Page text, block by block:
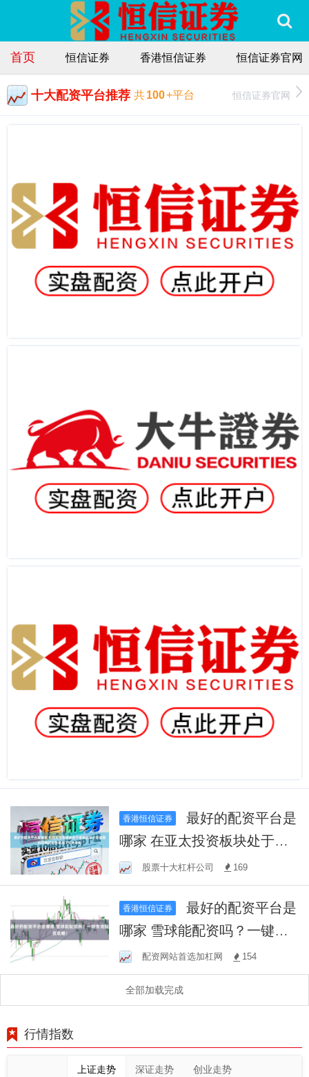
首页 恒信证券 香港恒信证券 恒信证券官网
十大配资平台推荐 共100+平台 恒信证券官网
香港恒信证券
最好的配资平台是
哪家 在亚太投资板块处于板
块轮动主导盘面的时期的走
势格局下中外盘配
股票十大杠杆公司 169
香港恒信证券
最好的配资平台是
哪家 雪球能配资吗？一键查
询配资攻略！
配资网站首选加杠网 154
全部加载完成
行情指数
上证走势 深证走势 创业走势